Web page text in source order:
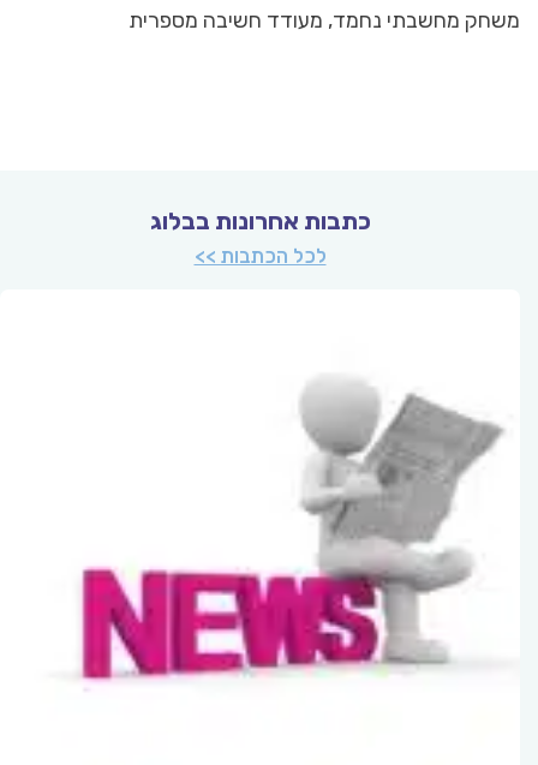
משחק מחשבתי נחמד, מעודד חשיבה מספרית
כתבות אחרונות בבלוג
לכל הכתבות >>